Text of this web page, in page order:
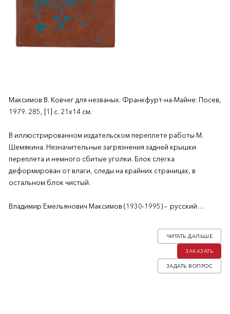
Максимов В. Ковчег для незваных. Франкфурт-на-Майне: Посев,
1979. 285, [1] с. 21х14 см.
В иллюстрированном издательском переплете работы М.
Шемякина. Незначительные загрязнения задней крышки
переплета и немного сбитые уголки. Блок слегка
деформирован от влаги, следы на крайних страницах, в
остальном блок чистый.
Владимир Емельянович Максимов (1930-1995) – русский
«Континент», диссидент. Член французского ПЕН-клуба (1973).
ЗАДАТЬ ВОПРОС
ЗАКАЗАТЬ
ЧИТАТЬ ДАЛЬШЕ